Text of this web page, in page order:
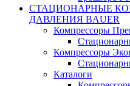
СТАЦИОНАРНЫЕ
ДАВЛЕНИЯ BAUER
Компрессоры
Компрессоры
Каталоги